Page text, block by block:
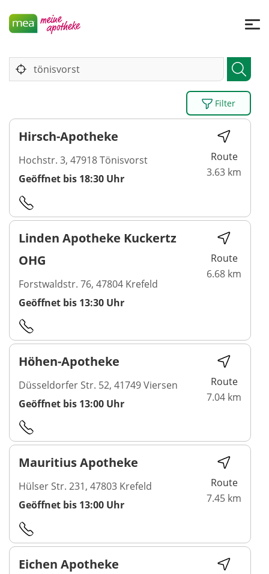
Filter
Hirsch-Apotheke
Hochstr. 3, 47918 Tönisvorst
Geöffnet bis 18:30 Uhr
Route
3.63 km
Linden Apotheke Kuckertz
OHG
Forstwaldstr. 76, 47804 Krefeld
Geöffnet bis 13:30 Uhr
Route
6.68 km
Höhen-Apotheke
Düsseldorfer Str. 52, 41749 Viersen
Geöffnet bis 13:00 Uhr
Route
7.04 km
Mauritius Apotheke
Hülser Str. 231, 47803 Krefeld
Geöffnet bis 13:00 Uhr
Route
7.45 km
Eichen Apotheke